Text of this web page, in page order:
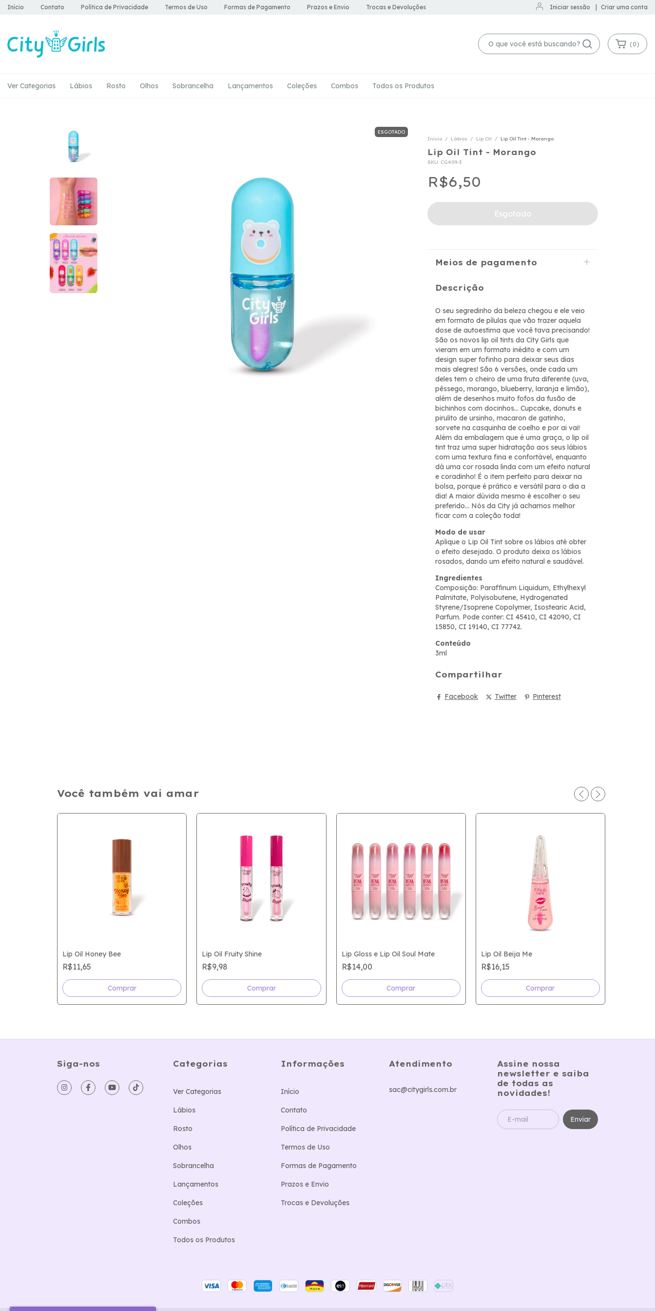
Início Contato Política de Privacidade Termos de Uso Formas de Pagamento Prazos e Envio Trocas e Devoluções Iniciar sessão Criar uma conta
(0)
Ver Categorias Lábios Rosto Olhos Sobrancelha Lançamentos Coleções Combos Todos os Produtos
ESGOTADO
Início / Lábios / Lip Oil / Lip Oil Tint - Morango
Lip Oil Tint - Morango
SKU: CG409-3
R$6,50
Meios de pagamento
Descrição
O seu segredinho da beleza chegou e ele veio
em formato de pílulas que vão trazer aquela
dose de autoestima que você tava precisando!
São os novos lip oil tints da City Girls que
vieram em um formato inédito e com um
design super fofinho para deixar seus dias
mais alegres! São 6 versões, onde cada um
deles tem o cheiro de uma fruta diferente (uva,
pêssego, morango, blueberry, laranja e limão),
além de desenhos muito fofos da fusão de
bichinhos com docinhos... Cupcake, donuts e
pirulito de ursinho, macaron de gatinho,
sorvete na casquinha de coelho e por ai vai!
Além da embalagem que é uma graça, o lip oil
tint traz uma super hidratação aos seus lábios
com uma textura fina e confortável, enquanto
dá uma cor rosada linda com um efeito natural
e coradinho! É o item perfeito para deixar na
bolsa, porque é prático e versátil para o dia a
dia! A maior dúvida mesmo é escolher o seu
preferido... Nós da City já achamos melhor
ficar com a coleção toda!
Modo de usar
Aplique o Lip Oil Tint sobre os lábios até obter
o efeito desejado. O produto deixa os lábios
rosados, dando um efeito natural e saudável.
Ingredientes
Composição: Paraffinum Liquidum, Ethylhexyl
Palmitate, Polyisobutene, Hydrogenated
Styrene/Isoprene Copolymer, Isostearic Acid,
Parfum. Pode conter: CI 45410, CI 42090, CI
15850, CI 19140, CI 77742.
Conteúdo
3ml
Compartilhar
Facebook Twitter Pinterest
Você também vai amar
Lip Oil Honey Bee
R$11,65
Lip Oil Fruity Shine
R$9,98
Comprar
Lip Gloss e Lip Oil Soul Mate
R$14,00
Comprar
Lip Oil Beija Me
R$16,15
Siga-nos Categorias
Ver Categorias
Lábios
Rosto
Olhos
Sobrancelha
Lançamentos
Coleções
Combos
Todos os Produtos
Informações
Início
Contato
Política de Privacidade
Termos de Uso
Formas de Pagamento
Prazos e Envio
Trocas e Devoluções
Atendimento
sac@citygirls.com.br
Assine nossa
newsletter e saiba
de todas as
novidades!